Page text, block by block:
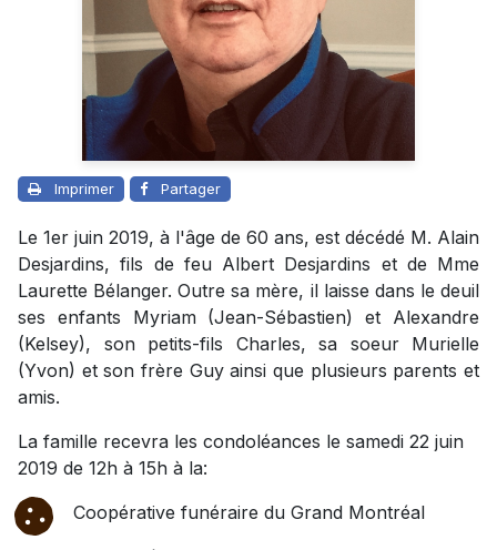
Imprimer Partager
Le 1er juin 2019, à l'âge de 60 ans, est décédé M. Alain
Desjardins, fils de feu Albert Desjardins et de Mme
Laurette Bélanger. Outre sa mère, il laisse dans le deuil
ses enfants Myriam (Jean-Sébastien) et Alexandre
(Kelsey), son petits-fils Charles, sa soeur Murielle
(Yvon) et son frère Guy ainsi que plusieurs parents et
amis.
La famille recevra les condoléances le samedi 22 juin
2019 de 12h à 15h à la:
Coopérative funéraire du Grand Montréal